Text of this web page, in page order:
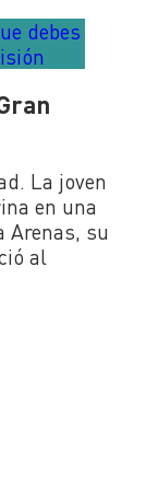
debes
La joven
en una
Arenas, su
al